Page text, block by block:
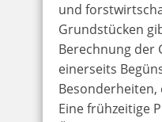
und
Grundstücken
Berechnung der
einerseits
Besonderheiten,
Eine frühzeitige